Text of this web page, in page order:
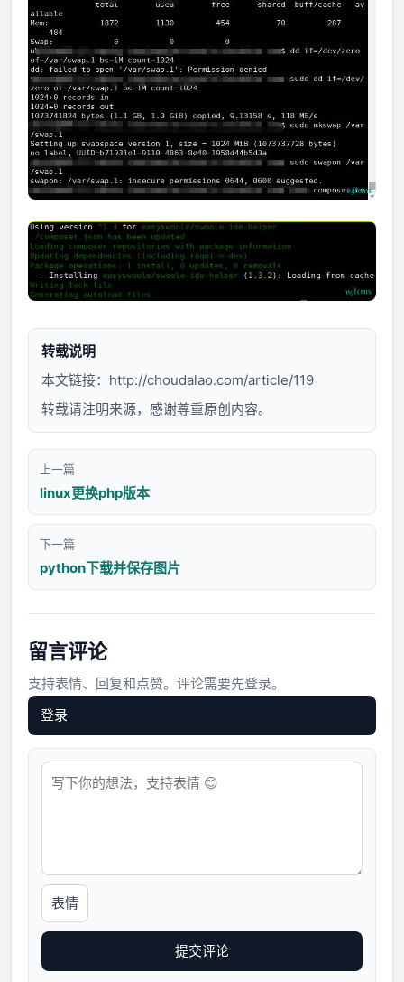
转载说明
本文链接： http://choudalao.com/article/119
转载请注明来源，感谢尊重原创内容。
上一篇
linux更换php版本
下一篇
python下载并保存图片
留言评论
支持表情、回复和点赞。评论需要先登录。
登录
表情
提交评论